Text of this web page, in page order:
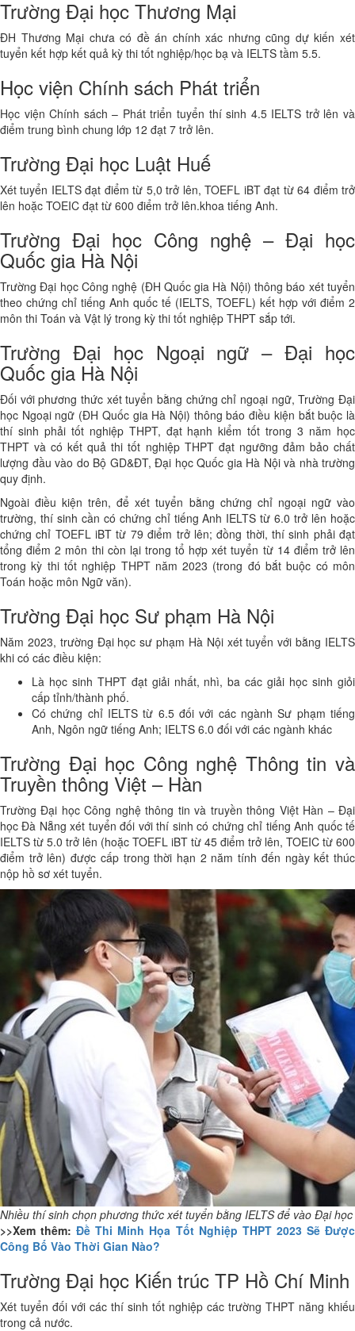
Trường Đại học Thương Mại
ĐH Thương Mại chưa có đề án chính xác nhưng cũng dự kiến xét
tuyển kết hợp kết quả kỳ thi tốt nghiệp/học bạ và IELTS tầm 5.5.
Học viện Chính sách Phát triển
Học viện Chính sách – Phát triển tuyển thí sinh 4.5 IELTS trở lên và
điểm trung bình chung lớp 12 đạt 7 trở lên.
Trường Đại học Luật Huế
Xét tuyển IELTS đạt điểm từ 5,0 trở lên, TOEFL iBT đạt từ 64 điểm trở
lên hoặc TOEIC đạt từ 600 điểm trở lên.khoa tiếng Anh.
Trường Đại học Công nghệ – Đại học
Quốc gia Hà Nội
Trường Đại học Công nghệ (ĐH Quốc gia Hà Nội) thông báo xét tuyển
theo chứng chỉ tiếng Anh quốc tế (IELTS, TOEFL) kết hợp với điểm 2
môn thi Toán và Vật lý trong kỳ thi tốt nghiệp THPT sắp tới.
Trường Đại học Ngoại ngữ – Đại học
Quốc gia Hà Nội
Đối với phương thức xét tuyển bằng chứng chỉ ngoại ngữ, Trường Đại
học Ngoại ngữ (ĐH Quốc gia Hà Nội) thông báo điều kiện bắt buộc là
thí sinh phải tốt nghiệp THPT, đạt hạnh kiểm tốt trong 3 năm học
THPT và có kết quả thi tốt nghiệp THPT đạt ngưỡng đảm bảo chất
lượng đầu vào do Bộ GD&ĐT, Đại học Quốc gia Hà Nội và nhà trường
quy định.
Ngoài điều kiện trên, để xét tuyển bằng chứng chỉ ngoại ngữ vào
trường, thí sinh cần có chứng chỉ tiếng Anh IELTS từ 6.0 trở lên hoặc
chứng chỉ TOEFL iBT từ 79 điểm trở lên; đồng thời, thí sinh phải đạt
tổng điểm 2 môn thi còn lại trong tổ hợp xét tuyển từ 14 điểm trở lên
trong kỳ thi tốt nghiệp THPT năm 2023 (trong đó bắt buộc có môn
Toán hoặc môn Ngữ văn).
Trường Đại học Sư phạm Hà Nội
Năm 2023, trường Đại học sư phạm Hà Nội xét tuyển với bằng IELTS
khi có các điều kiện:
Là học sinh THPT đạt giải nhất, nhì, ba các giải học sinh giỏi
cấp tỉnh/thành phố.
Có chứng chỉ IELTS từ 6.5 đối với các ngành Sư phạm tiếng
Anh, Ngôn ngữ tiếng Anh; IELTS 6.0 đối với các ngành khác
Trường Đại học Công nghệ Thông tin và
Truyền thông Việt – Hàn
Trường Đại học Công nghệ thông tin và truyền thông Việt Hàn – Đại
học Đà Nẵng xét tuyển đối với thí sinh có chứng chỉ tiếng Anh quốc tế
IELTS từ 5.0 trở lên (hoặc TOEFL iBT từ 45 điểm trở lên, TOEIC từ 600
điểm trở lên) được cấp trong thời hạn 2 năm tính đến ngày kết thúc
nộp hồ sơ xét tuyển.
Nhiều thí sinh chọn phương thức xét tuyển bằng IELTS để vào Đại học
>>Xem thêm:Đề Thi Minh Họa Tốt Nghiệp THPT 2023 Sẽ Được
Công Bố Vào Thời Gian Nào?
Trường Đại học Kiến trúc TP Hồ Chí Minh
Xét tuyển đối với các thí sinh tốt nghiệp các trường THPT năng khiếu
trong cả nước.